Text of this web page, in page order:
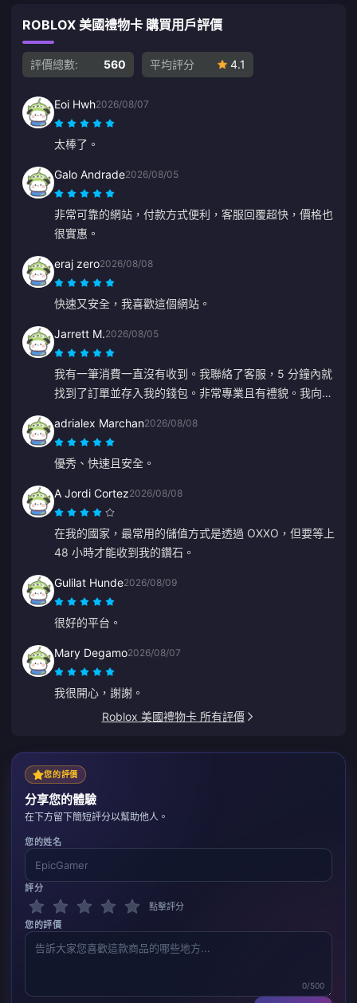
ROBLOX 美國禮物卡 購買用戶評價
評價總數: 560 平均評分 4.1
Eoi Hwh2026/08/07
太棒了。
Galo Andrade2026/08/05
非常可靠的網站，付款方式便利，客服回覆超快，價格也
很實惠。
eraj zero2026/08/08
快速又安全，我喜歡這個網站。
Jarrett M.2026/08/05
我有一筆消費一直沒有收到。我聯絡了客服，5 分鐘內就
找到了訂單並存入我的錢包。非常專業且有禮貌。我向大
adrialex Marchan2026/08/08
優秀、快速且安全。
A Jordi Cortez2026/08/08
在我的國家，最常用的儲值方式是透過 OXXO，但要等上
48 小時才能收到我的鑽石。
Gulilat Hunde2026/08/09
很好的平台。
Mary Degamo2026/08/07
我很開心，謝謝。
Roblox 美國禮物卡 所有評價
您的評價
分享您的體驗
在下方留下簡短評分以幫助他人。
您的姓名
評分
點擊評分
您的評價
0/500